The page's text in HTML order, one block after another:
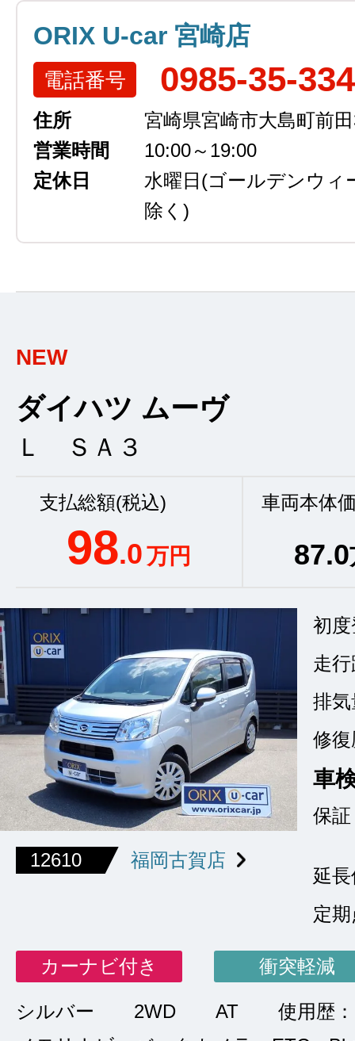
ORIX U-car 宮崎店
電話番号 0985-35-
住所
宮崎県宮崎市大島町前
営業時間
10:00～19:00
定休日
水曜日 (ゴールデンウィ
除く)
NEW
ダイハツ ムーヴ
Ｌ ＳＡ３
支払総額(税込)
98.0万円
車両本体
87.0
12610 福岡古賀店
初
走
排気
修復
車
保証
延
定
カーナビ付き 衝突軽減
シルバー 2WD AT
使用歴